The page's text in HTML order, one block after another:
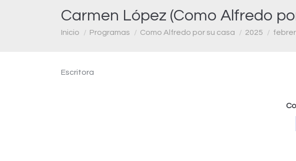
Carmen López (Como Alfredo
Estás aquí:
Inicio Programas Como Alfredo por su casa 2025
Escritora